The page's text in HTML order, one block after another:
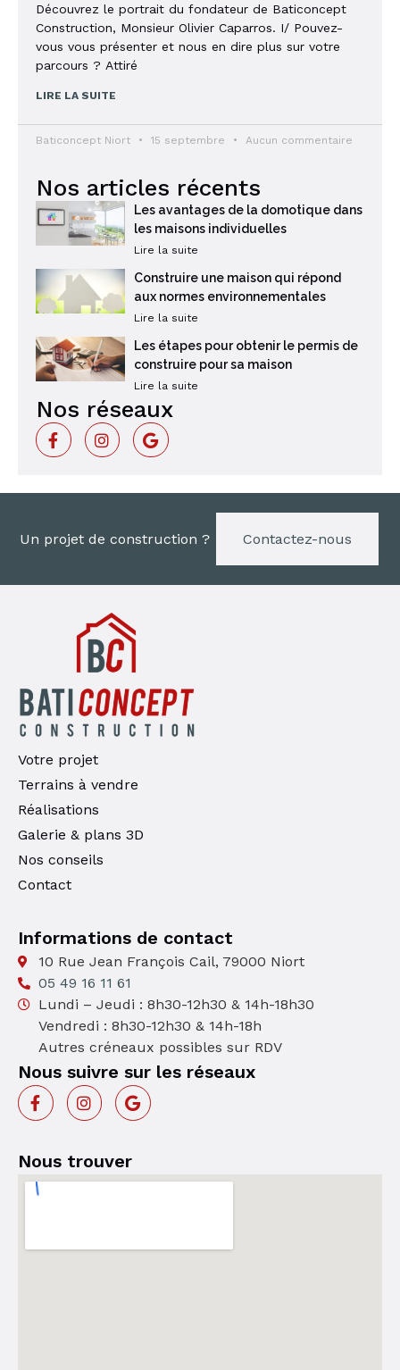
Nos articles récents
Les avantages de la domotique dans
les maisons individuelles
Lire la suite
Construire une maison qui répond
aux normes environnementales
Lire la suite
Les étapes pour obtenir le permis de
construire pour sa maison
Lire la suite
Nos réseaux
Découvrez le portrait du fondateur de Baticoncept
Construction, Monsieur Olivier Caparros. I/ Pouvez-
vous vous présenter et nous en dire plus sur votre
parcours ? Attiré
LIRE LA SUITE
Baticoncept Niort 15 septembre Aucun commentaire
Un projet de construction ? Contactez-nous
Votre projet
Terrains à vendre
Réalisations
Galerie & plans 3D
Nos conseils
Contact
Informations de contact
10 Rue Jean François Cail, 79000 Niort
05 49 16 11 61
Lundi – Jeudi : 8h30-12h30 & 14h-18h30
Vendredi : 8h30-12h30 & 14h-18h
Autres créneaux possibles sur RDV
Nous suivre sur les réseaux
Nous trouver